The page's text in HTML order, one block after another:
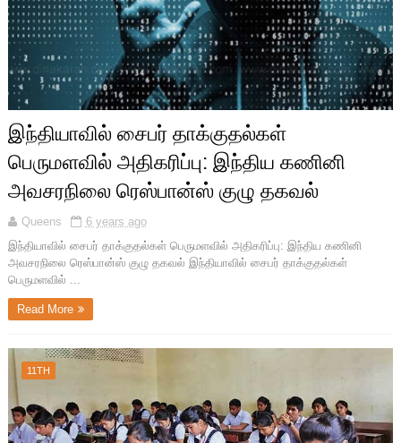
இந்தியாவில் சைபர் தாக்குதல்கள்
பெருமளவில் அதிகரிப்பு: இந்திய கணினி
அவசரநிலை ரெஸ்பான்ஸ் குழு தகவல்
Queens
6 years ago
இந்தியாவில் சைபர் தாக்குதல்கள் பெருமளவில் அதிகரிப்பு: இந்திய கணினி
அவசரநிலை ரெஸ்பான்ஸ் குழு தகவல் இந்தியாவில் சைபர் தாக்குதல்கள்
பெருமளவில் ...
Read More
11TH